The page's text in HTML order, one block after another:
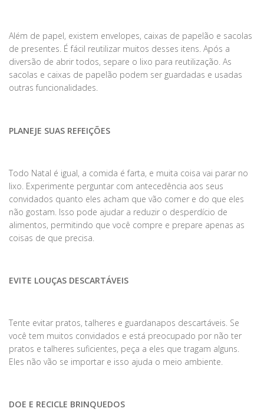
Além de papel, existem envelopes, caixas de papelão e sacolas
de presentes. É fácil reutilizar muitos desses itens. Após a
diversão de abrir todos, separe o lixo para reutilização. As
sacolas e caixas de papelão podem ser guardadas e usadas
outras funcionalidades.
PLANEJE SUAS REFEIÇÕES
Todo Natal é igual, a comida é farta, e muita coisa vai parar no
lixo. Experimente perguntar com antecedência aos seus
convidados quanto eles acham que vão comer e do que eles
não gostam. Isso pode ajudar a reduzir o desperdício de
alimentos, permitindo que você compre e prepare apenas as
coisas de que precisa.
EVITE LOUÇAS DESCARTÁVEIS
Tente evitar pratos, talheres e guardanapos descartáveis. Se
você tem muitos convidados e está preocupado por não ter
pratos e talheres suficientes, peça a eles que tragam alguns.
Eles não vão se importar e isso ajuda o meio ambiente.
DOE E RECICLE BRINQUEDOS